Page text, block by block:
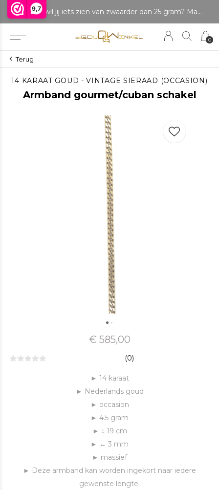
9,7
0
LET OP: wil jij iets zien van zwaarder dan 25 gram? Maak dan een afspraak om het product te bekijken. Producten boven de 25 gram NIET aanwezig in winkel.
Terug
14 KARAAT GOUD - VINTAGE SIERAAD (OCCASION)
Armband gourmet/cuban schakel
€ 585,00
(0)
► 14 karaat
► Nederlands goud
► occasion
► 4.5 gram
► ↕ 19 cm
► ↔ 3 mm
► massief
► Deze armband kan worden ingekort naar iedere
gewenste lengte.